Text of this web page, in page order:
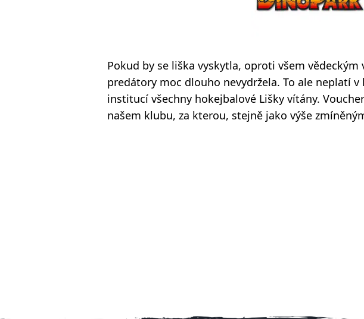
Pokud by se liška vyskytla, oproti všem
predátory moc dlouho nevydržela. To ale neplatí
institucí všechny hokejbalové Lišky vítány.
našem klubu, za kterou, stejně jako výše